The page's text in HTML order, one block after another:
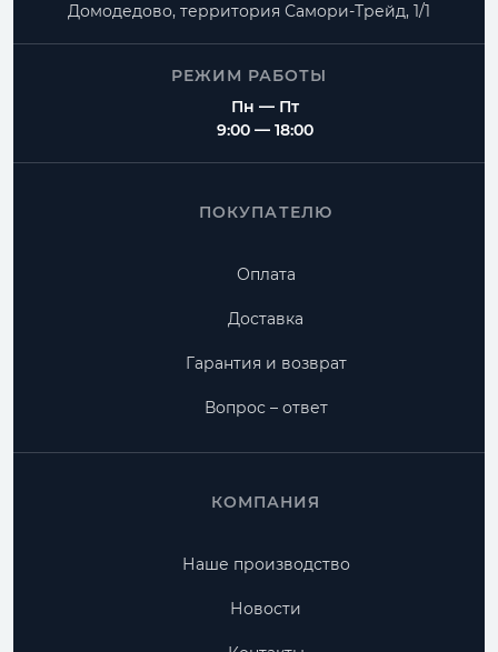
Домодедово, территория Самори-Трейд, 1/1
РЕЖИМ РАБОТЫ
Пн — Пт
9:00 — 18:00
ПОКУПАТЕЛЮ
Оплата
Доставка
Гарантия и возврат
Вопрос – ответ
КОМПАНИЯ
Наше производство
Новости